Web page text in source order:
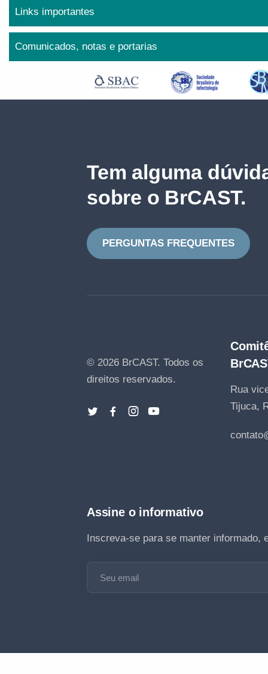
Links importantes
Comunicados, notas e portarias
Tem alguma
sobre o BrCAST.
PERGUNTAS FREQUENTES
© 2026 BrCAST. Todos os
direitos reservados.
Rua
Tijuca,
Assine o informativo
Inscreva-se para se manter
Seu email